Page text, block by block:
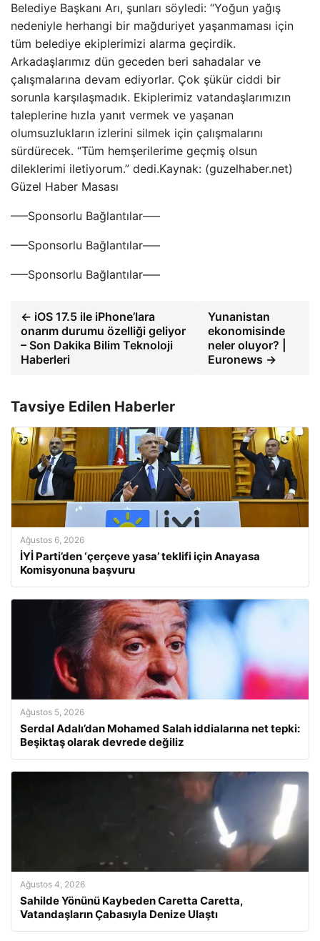
Belediye Başkanı Arı, şunları söyledi: “Yoğun yağış
nedeniyle herhangi bir mağduriyet yaşanmaması için
tüm belediye ekiplerimizi alarma geçirdik.
Arkadaşlarımız dün geceden beri sahadalar ve
çalışmalarına devam ediyorlar. Çok şükür ciddi bir
sorunla karşılaşmadık. Ekiplerimiz vatandaşlarımızın
taleplerine hızla yanıt vermek ve yaşanan
olumsuzlukların izlerini silmek için çalışmalarını
sürdürecek. “Tüm hemşerilerime geçmiş olsun
dileklerimi iletiyorum.” dedi.Kaynak: (guzelhaber.net)
Güzel Haber Masası
—–Sponsorlu Bağlantılar—–
—–Sponsorlu Bağlantılar—–
—–Sponsorlu Bağlantılar—–
← iOS 17.5 ile iPhone’lara
onarım durumu özelliği geliyor
– Son Dakika Bilim Teknoloji
Haberleri
Yunanistan
ekonomisinde
neler oluyor? |
Euronews →
Tavsiye Edilen Haberler
Ağustos 6, 2026
İYİ Parti’den ‘çerçeve yasa’ teklifi için Anayasa
Komisyonuna başvuru
Ağustos 5, 2026
Serdal Adalı’dan Mohamed Salah iddialarına net tepki:
Beşiktaş olarak devrede değiliz
Ağustos 4, 2026
Sahilde Yönünü Kaybeden Caretta Caretta,
Vatandaşların Çabasıyla Denize Ulaştı